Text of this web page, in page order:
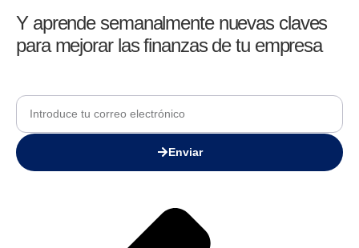
Y aprende semanalmente nuevas claves
para mejorar las finanzas de tu empresa
Enviar